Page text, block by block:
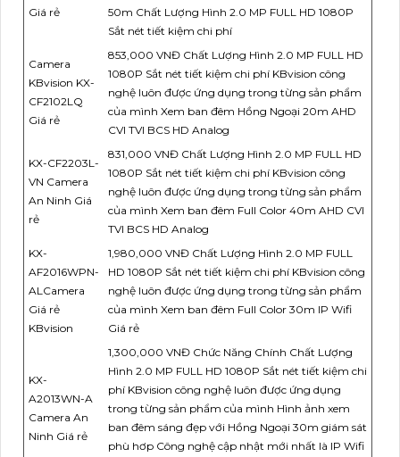
Giá rẻ
50m Chất Lượng Hình 2.0 MP FULL HD 1080P
Sắt nét tiết kiệm chi phí
Camera
KBvision KX-
CF2102LQ
Giá rẻ
853,000 VNĐ Chất Lượng Hình 2.0 MP FULL HD
1080P Sắt nét tiết kiệm chi phí KBvision công
nghệ luôn được ứng dụng trong từng sản phẩm
của mình Xem ban đêm Hồng Ngoại 20m AHD
CVI TVI BCS HD Analog
KX-CF2203L-
VN Camera
An Ninh Giá
rẻ
831,000 VNĐ Chất Lượng Hình 2.0 MP FULL HD
1080P Sắt nét tiết kiệm chi phí KBvision công
nghệ luôn được ứng dụng trong từng sản phẩm
của mình Xem ban đêm Full Color 40m AHD CVI
TVI BCS HD Analog
KX-
AF2016WPN-
ALCamera
Giá rẻ
KBvision
1,980,000 VNĐ Chất Lượng Hình 2.0 MP FULL
HD 1080P Sắt nét tiết kiệm chi phí KBvision công
nghệ luôn được ứng dụng trong từng sản phẩm
của mình Xem ban đêm Full Color 30m IP Wifi
Giá rẻ
KX-
A2013WN-A
Camera An
Ninh Giá rẻ
1,300,000 VNĐ Chức Năng Chính Chất Lượng
Hình 2.0 MP FULL HD 1080P Sắt nét tiết kiệm chi
phí KBvision công nghệ luôn được ứng dụng
trong từng sản phẩm của mình Hình ảnh xem
ban đêm sáng đẹp với Hồng Ngoại 30m giám sát
phù hơp Công nghệ cập nhật mới nhất là IP Wifi